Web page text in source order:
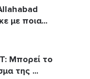
με ποια...
Μπορεί το
της ...